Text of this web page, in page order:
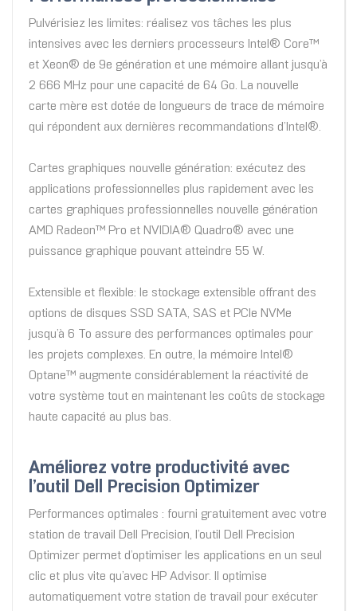
Pulvérisiez les limites: réalisez vos tâches les plus
intensives avec les derniers processeurs Intel® Core™
et Xeon® de 9e génération et une mémoire allant jusqu’à
2 666 MHz pour une capacité de 64 Go. La nouvelle
carte mère est dotée de longueurs de trace de mémoire
qui répondent aux dernières recommandations d’Intel®.
Cartes graphiques nouvelle génération: exécutez des
applications professionnelles plus rapidement avec les
cartes graphiques professionnelles nouvelle génération
AMD Radeon™ Pro et NVIDIA® Quadro® avec une
puissance graphique pouvant atteindre 55 W.
Extensible et flexible: le stockage extensible offrant des
options de disques SSD SATA, SAS et PCIe NVMe
jusqu’à 6 To assure des performances optimales pour
les projets complexes. En outre, la mémoire Intel®
Optane™ augmente considérablement la réactivité de
votre système tout en maintenant les coûts de stockage
haute capacité au plus bas.
Améliorez votre productivité avec
l’outil Dell Precision Optimizer
Performances optimales : fourni gratuitement avec votre
station de travail Dell Precision, l’outil Dell Precision
Optimizer permet d’optimiser les applications en un seul
clic et plus vite qu’avec HP Advisor. Il optimise
automatiquement votre station de travail pour exécuter